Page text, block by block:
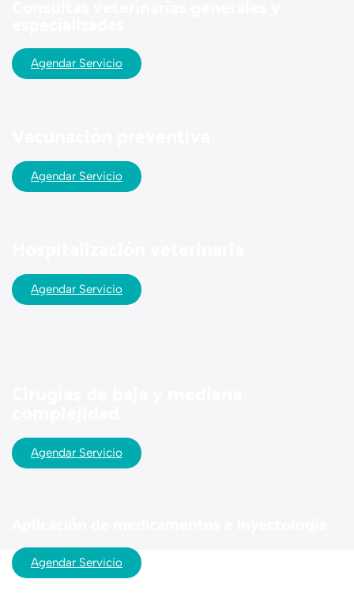
Agendar Servicio
Agendar Servicio
Agendar Servicio
Agendar Servicio
Agendar Servicio